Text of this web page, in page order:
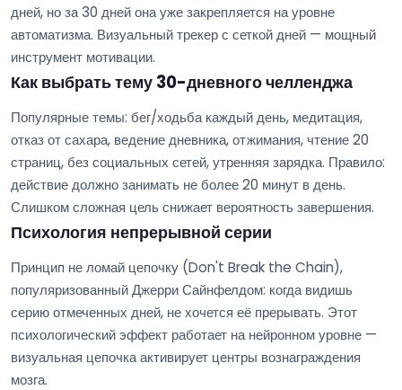
дней, но за 30 дней она уже закрепляется на уровне
автоматизма. Визуальный трекер с сеткой дней — мощный
инструмент мотивации.
Как выбрать тему 30-дневного челленджа
Популярные темы: бег/ходьба каждый день, медитация,
отказ от сахара, ведение дневника, отжимания, чтение 20
страниц, без социальных сетей, утренняя зарядка. Правило:
действие должно занимать не более 20 минут в день.
Слишком сложная цель снижает вероятность завершения.
Психология непрерывной серии
Принцип не ломай цепочку (Don't Break the Chain),
популяризованный Джерри Сайнфелдом: когда видишь
серию отмеченных дней, не хочется её прерывать. Этот
психологический эффект работает на нейронном уровне —
визуальная цепочка активирует центры вознаграждения
мозга.